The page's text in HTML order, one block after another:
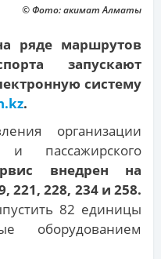
© Фото: акимат Алматы
ряде маршрутов
запускают
систему
.
организации
пассажирского
внедрен на
221, 228, 234 и 258.
82 единицы
оборудованием